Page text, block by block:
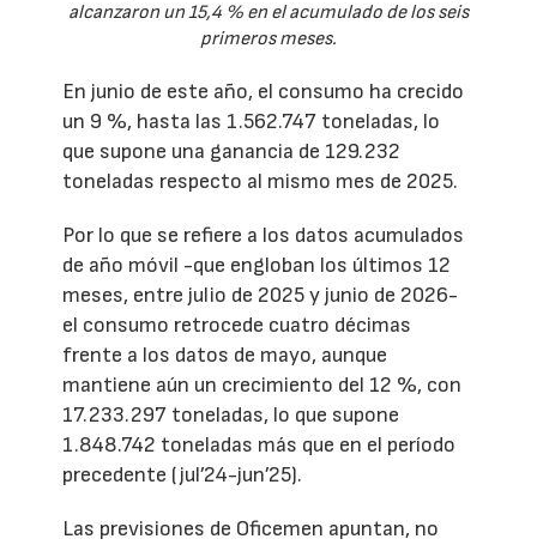
alcanzaron un 15,4 % en el acumulado de los seis
primeros meses.
En junio de este año, el consumo ha crecido
un 9 %, hasta las 1.562.747 toneladas, lo
que supone una ganancia de 129.232
toneladas respecto al mismo mes de 2025.
Por lo que se refiere a los datos acumulados
de año móvil -que engloban los últimos 12
meses, entre julio de 2025 y junio de 2026-
el consumo retrocede cuatro décimas
frente a los datos de mayo, aunque
mantiene aún un crecimiento del 12 %, con
17.233.297 toneladas, lo que supone
1.848.742 toneladas más que en el período
precedente (jul’24-jun’25).
Las previsiones de Oficemen apuntan, no